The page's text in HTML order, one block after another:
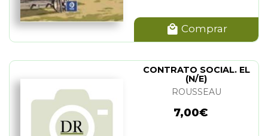
Comprar
CONTRATO SOCIAL. EL
(N/E)
ROUSSEAU
7,00€